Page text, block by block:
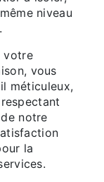
niveau
votre
vous
méticuleux,
notre
la